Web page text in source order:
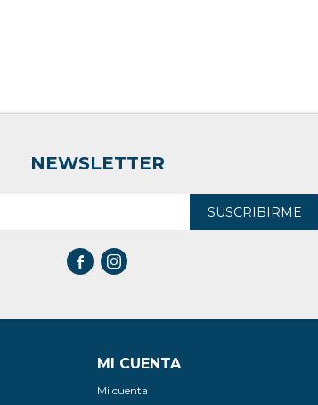
MI CUENTA
Mi cuenta
NEWSLETTER
SUSCRIBIRME
 